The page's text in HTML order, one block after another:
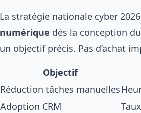
La stratégie nationale cyber
numérique dès la conception
un objectif précis. Pas d’achat
Objectif
Réduction tâches manuelles
Adoption CRM